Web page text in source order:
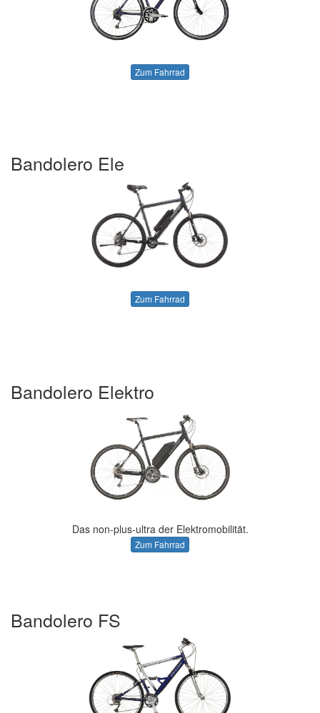
Zum Fahrrad
Bandolero Ele
Zum Fahrrad
Bandolero Elektro
Das non-plus-ultra der Elektromobilität.
Zum Fahrrad
Bandolero FS